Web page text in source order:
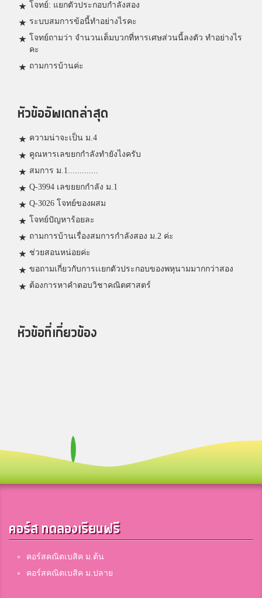
โจทย์: แยกตัวประกอบกำลังสอง
ระบบสมการข้อนี้ทำอย่างไรคะ
โจทย์ถามว่า จำนวนเต็มบวกที่หารเศษส่วนนี้ลงตัว ทำอย่างไร
คะ
ถามการบ้านค่ะ
หัวข้ออัพเดทล่าสุด
ความน่าจะเป็น ม.4
คูณหารเลขยกกำลังทำยังไงครับ
สมการ ม.1.............
Q-3994 เลขยยกกำลัง ม.1
Q-3026 โจทย์ของผสม
โจทย์ปัญหาร้อยละ
ถามการบ้านเรื่องสมการกำลังสอง ม.2 ค่ะ
ช่วยสอนหน่อยค่ะ
ขอถามเกี่ยวกับการเเยกตัวประกอบของพหุนามมากกว่าสอง
ต้องการหาคำตอบวิชาคณิตศาสตร์
หัวข้อที่เกี่ยวข้อง
คอร์ส ทดลองเรียนฟรี
คอร์สคณิตเบสิค ม.ต้น
คอร์สคณิตเบสิค ม.ปลาย